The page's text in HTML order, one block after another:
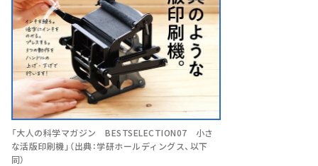
「大人の科学マガジン BESTSELECTION07 小さ
な活版印刷機」（出典：学研ホールディングス、以下
同）